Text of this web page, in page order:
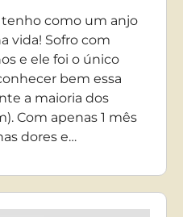
como um anjo
vida! Sofro com
e ele foi o único
bem essa
a maioria dos
Com apenas 1 mês
dores e…